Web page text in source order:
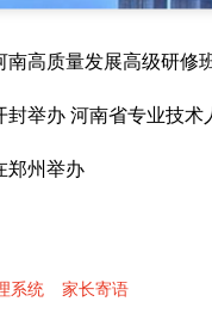
高质量发展高级研修
举办 河南省专业技术
郑州举办
系统 家长寄语